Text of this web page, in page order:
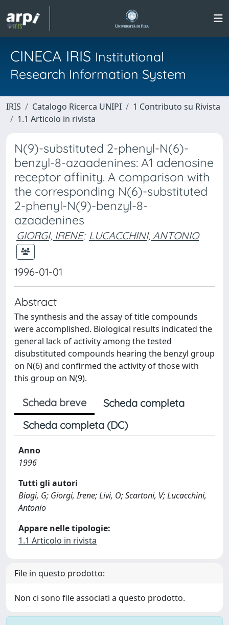
CINECA IRIS Institutional
Research Information System
IRIS Catalogo Ricerca UNIPI
1 Contributo su Rivista
1.1 Articolo in rivista
N(9)-substituted 2-phenyl-N(6)-
benzyl-8-azaadenines: A1 adenosine
receptor affinity. A comparison with
the corresponding N(6)-substituted
2-phenyl-N(9)-benzyl-8-
azaadenines
GIORGI, IRENE; LUCACCHINI, ANTONIO
1996-01-01
Abstract
The synthesis and the assay of title compounds
were accomplished. Biological results indicated the
general lack of activity among the tested
disubstituted compounds hearing the benzyl group
on N(6) and confirmed the activity of those with
this group on N(9).
Scheda breve
Scheda completa
Scheda completa (DC)
Anno
1996
Tutti gli autori
Biagi, G; Giorgi, Irene; Livi, O; Scartoni, V; Lucacchini,
Antonio
Appare nelle tipologie:
1.1 Articolo in rivista
File in questo prodotto:
Non ci sono file associati a questo prodotto.